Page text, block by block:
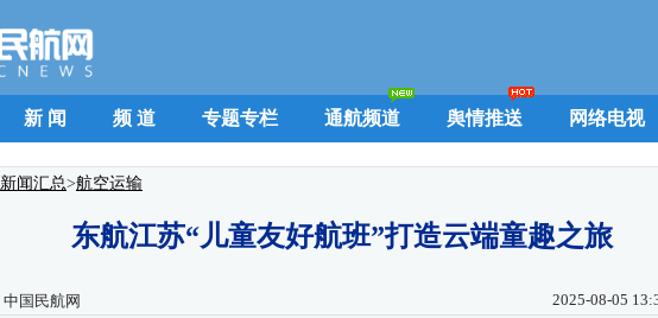
新 闻 频 道 专题专栏 通航频道 舆情推送 网络电视
新闻汇总>航空运输
东航江苏“儿童友好航班”打造云端童趣之旅
中国民航网 2025-08-05